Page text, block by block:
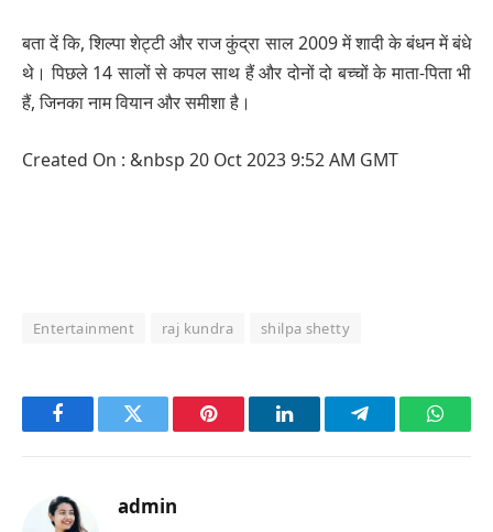
बता दें कि, शिल्पा शेट्टी और राज कुंद्रा साल 2009 में शादी के बंधन में बंधे
थे। पिछले 14 सालों से कपल साथ हैं और दोनों दो बच्चों के माता-पिता भी
हैं, जिनका नाम वियान और समीशा है।
Created On : &nbsp 20 Oct 2023 9:52 AM GMT
Entertainment raj kundra shilpa shetty
FacebookTwitter Pinterest LinkedInTelegram
admin